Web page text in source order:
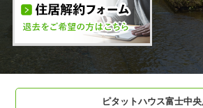
ピタットハウス富士中